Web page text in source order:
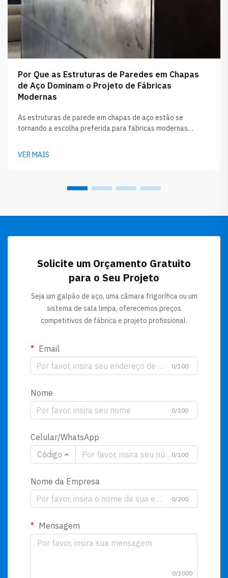
Por Que as Estruturas de Paredes em Chapas
de Aço Dominam o Projeto de Fábricas
Modernas
As estruturas de parede em chapas de aço estão se
tornando a escolha preferida para fábricas modernas
que as tornam muito superiores aos projetos mais antigos.
VER MAIS
Solicite um Orçamento Gratuito
para o Seu Projeto
Seja um galpão de aço, uma câmara frigorífica ou um
sistema de sala limpa, oferecemos preços
competitivos de fábrica e projeto profissional.
Email
0/100
Nome
0/100
Celular/WhatsApp
Código
0/100
Nome da Empresa
0/200
Mensagem
0/1000